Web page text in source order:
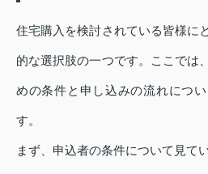
住宅購入を検討されている皆様に
的な選択肢の一つです。ここでは
めの条件と申し込みの流れにつ
す。
まず、申込者の条件について見て